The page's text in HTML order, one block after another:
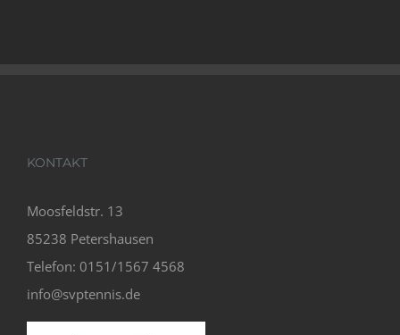
KONTAKT
Moosfeldstr. 13
85238 Petershausen
Telefon: 0151/1567 4568
info@svptennis.de